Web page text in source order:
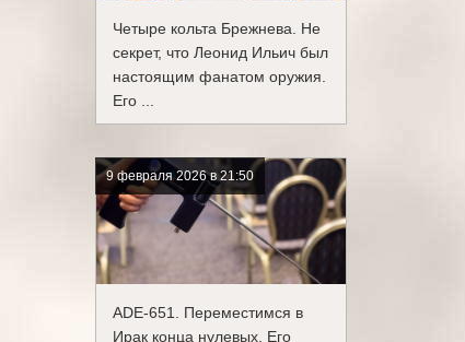
Четыре кольта Брежнева. Не
секрет, что Леонид Ильич был
настоящим фанатом оружия.
Его ...
9 февраля 2026 в 21:50
ADE-651. Переместимся в
Ирак конца нулевых. Его